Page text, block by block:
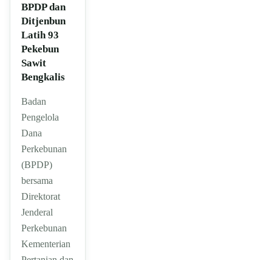
BPDP dan
Ditjenbun
Latih 93
Pekebun
Sawit
Bengkalis
Badan
Pengelola
Dana
Perkebunan
(BPDP)
bersama
Direktorat
Jenderal
Perkebunan
Kementerian